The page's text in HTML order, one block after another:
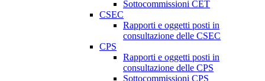
Sottocommissioni CET
CSEC
Rapporti e oggetti posti in
consultazione delle CSEC
CPS
Rapporti e oggetti posti in
consultazione delle CPS
Sottocommissioni CPS